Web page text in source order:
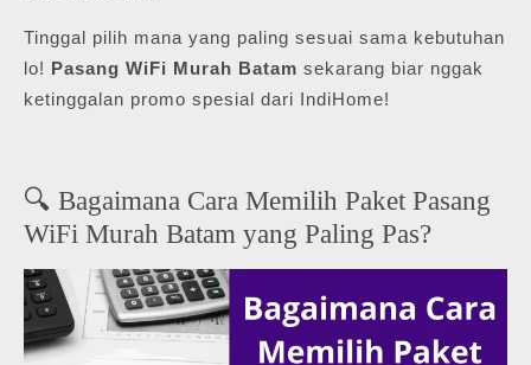
Tinggal pilih mana yang paling sesuai sama kebutuhan
lo! Pasang WiFi Murah Batam sekarang biar nggak
ketinggalan promo spesial dari IndiHome!
🔍 Bagaimana Cara Memilih Paket Pasang
WiFi Murah Batam yang Paling Pas?